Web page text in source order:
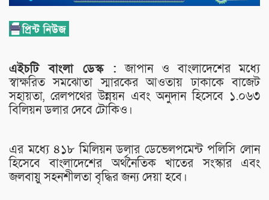
এইচটি বাংলা ডেস্ক : জাপান ও বাংলাদেশের মধ্যে
স্বাক্ষরিত সমঝোতা স্মারকের আওতায় ঢাকাকে বাজেট
সহায়তা, রেলপথের উন্নয়ন এবং অনুদান হিসেবে ১.০৬৩
বিলিয়ন ডলার দেবে টোকিও।
এর মধ্যে ৪১৮ মিলিয়ন ডলার ডেভেলপমেন্ট পলিসি লোন
হিসেবে বাংলাদেশের অর্থনৈতিক খাতের সংস্কার এবং
জলবায়ু সহনশীলতা বৃদ্ধির জন্য দেয়া হবে।